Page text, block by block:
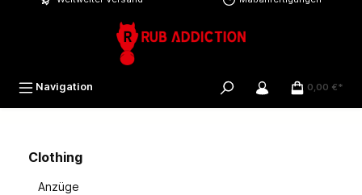
Navigation 0,00 €*
Clothing
Anzüge